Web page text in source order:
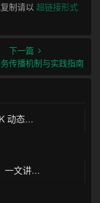
制请以 超链接形式
下一篇
传播机制与实践指南
原理
存与常见误解